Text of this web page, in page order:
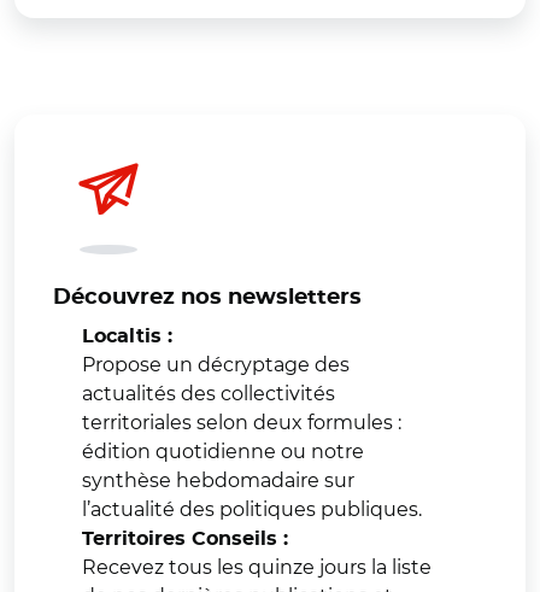
Découvrez nos newsletters
Localtis :
Propose un décryptage des
actualités des collectivités
territoriales selon deux formules :
édition quotidienne ou notre
synthèse hebdomadaire sur
l’actualité des politiques publiques.
Territoires Conseils :
Recevez tous les quinze jours la liste